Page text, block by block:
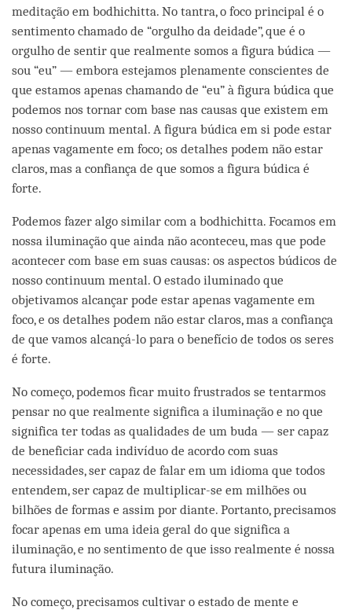
meditação em bodhichitta. No tantra, o foco principal é o
sentimento chamado de “orgulho da deidade”, que é o
orgulho de sentir que realmente somos a figura búdica —
sou “eu” — embora estejamos plenamente conscientes de
que estamos apenas chamando de “eu” à figura búdica que
podemos nos tornar com base nas causas que existem em
nosso continuum mental. A figura búdica em si pode estar
apenas vagamente em foco; os detalhes podem não estar
claros, mas a confiança de que somos a figura búdica é
forte.
Podemos fazer algo similar com a bodhichitta. Focamos em
nossa iluminação que ainda não aconteceu, mas que pode
acontecer com base em suas causas: os aspectos búdicos de
nosso continuum mental. O estado iluminado que
objetivamos alcançar pode estar apenas vagamente em
foco, e os detalhes podem não estar claros, mas a confiança
de que vamos alcançá-lo para o benefício de todos os seres
é forte.
No começo, podemos ficar muito frustrados se tentarmos
pensar no que realmente significa a iluminação e no que
significa ter todas as qualidades de um buda — ser capaz
de beneficiar cada indivíduo de acordo com suas
necessidades, ser capaz de falar em um idioma que todos
entendem, ser capaz de multiplicar-se em milhões ou
bilhões de formas e assim por diante. Portanto, precisamos
focar apenas em uma ideia geral do que significa a
iluminação, e no sentimento de que isso realmente é nossa
futura iluminação.
No começo, precisamos cultivar o estado de mente e